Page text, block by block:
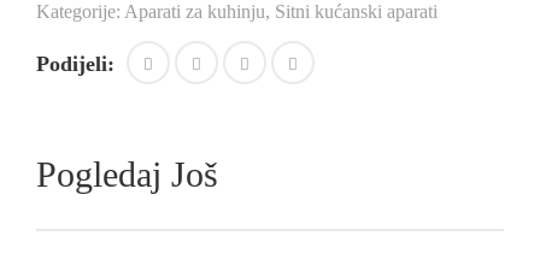
Kategorije: Aparati za kuhinju, Sitni kućanski aparati
Podijeli:
Pogledaj Još